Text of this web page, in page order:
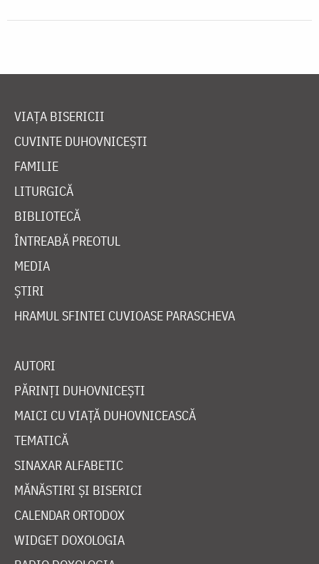
VIAȚA BISERICII
CUVINTE DUHOVNICEȘTI
FAMILIE
LITURGICĂ
BIBLIOTECĂ
ÎNTREABĂ PREOTUL
MEDIA
ȘTIRI
HRAMUL SFINTEI CUVIOASE PARASCHEVA
AUTORI
PĂRINȚI DUHOVNICEȘTI
MAICI CU VIAȚĂ DUHOVNICEASCĂ
TEMATICĂ
SINAXAR ALFABETIC
MĂNĂSTIRI ȘI BISERICI
CALENDAR ORTODOX
WIDGET DOXOLOGIA